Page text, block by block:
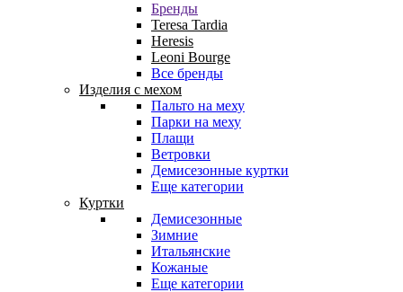
Бренды
Teresa Tardia
Heresis
Leoni Bourge
Все бренды
Изделия с мехом
Пальто на меху
Парки на меху
Плащи
Ветровки
Демисезонные куртки
Еще категории
Куртки
Демисезонные
Зимние
Итальянские
Кожаные
Еще категории